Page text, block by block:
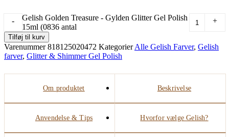
-
Gelish Golden Treasure - Gylden Glitter Gel Polish
15ml (0836 antal
+
Tilføj til kurv
Varenummer818125020472 Kategorier Alle Gelish Farver, Gelish
farver, Glitter & Shimmer Gel Polish
Om produktet Beskrivelse
Anvendelse & Tips Hvorfor vælge Gelish?